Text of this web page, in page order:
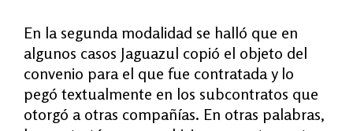
En la segunda modalidad se halló que en
algunos casos Jaguazul copió el objeto del
convenio para el que fue contratada y lo
pegó textualmente en los subcontratos que
otorgó a otras compañías. En otras palabras,